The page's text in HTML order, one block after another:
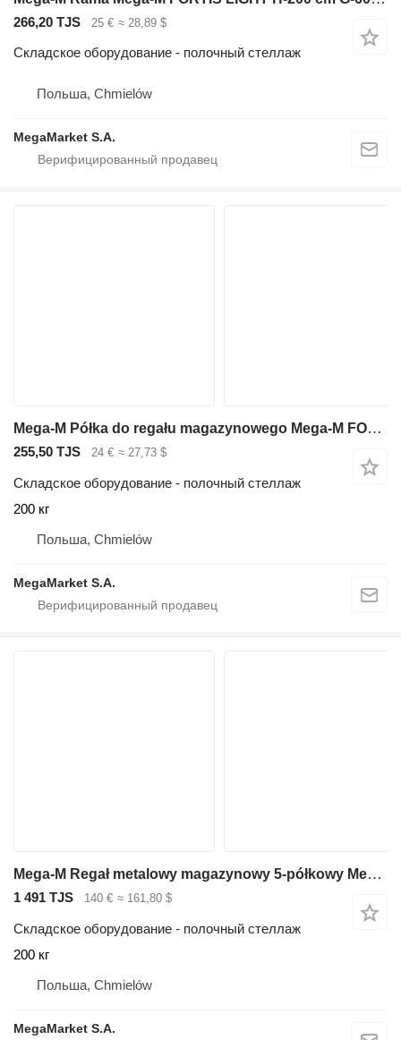
266,20 TJS 25 € ≈ 28,89 $
Складское оборудование - полочный стеллаж
Польша, Chmielów
MegaMarket S.A.
Mega-M Półka do regału magazynowego Mega-M FORTIS LIGHT L-185 cm G-50 c
255,50 TJS 24 € ≈ 27,73 $
Складское оборудование - полочный стеллаж
200 кг
Польша, Chmielów
MegaMarket S.A.
Mega-M Regał metalowy magazynowy 5-półkowy Mega-M FORTIS LIGHT H-200 cm
1 491 TJS 140 € ≈ 161,80 $
Складское оборудование - полочный стеллаж
200 кг
Польша, Chmielów
MegaMarket S.A.